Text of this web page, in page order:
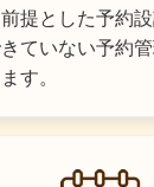
提とした予約設
ていない予約
す。